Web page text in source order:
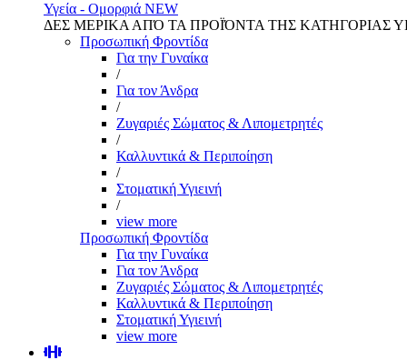
Υγεία - Ομορφιά NEW
ΔΕΣ ΜΕΡΙΚΑ ΑΠΌ ΤΑ ΠΡΟΪΌΝΤΑ ΤΗΣ ΚΑΤΗΓΟΡΙΑΣ
Προσωπική Φροντίδα
Για την Γυναίκα
/
Για τον Άνδρα
/
Ζυγαριές Σώματος & Λιπομετρητές
/
Καλλυντικά & Περιποίηση
/
Στοματική Υγιεινή
/
view more
Προσωπική Φροντίδα
Για την Γυναίκα
Για τον Άνδρα
Ζυγαριές Σώματος & Λιπομετρητές
Καλλυντικά & Περιποίηση
Στοματική Υγιεινή
view more